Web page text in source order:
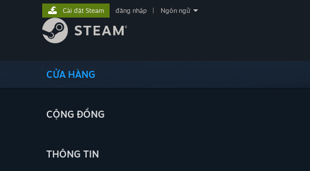
CỬA HÀNG
CỘNG ĐỒNG
THÔNG TIN
Cài đặt Steam đăng nhập Ngôn ngữ